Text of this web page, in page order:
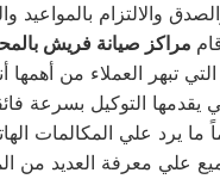
والالتزام بالمواعيد
مراكز صيانة فريش
التي تبهر العملاء من
يقدمها التوكيل بسرعة
ما يرد علي المكالمات
علي معرفة العديد من